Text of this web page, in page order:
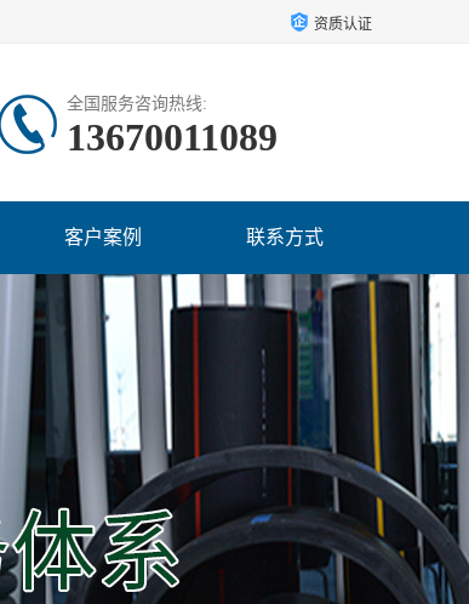
资质认证
全国服务咨询热线:
13670011089
客户案例 联系方式